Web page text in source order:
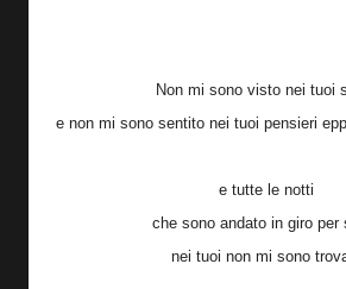
Non mi sono visto nei tuoi
e non mi sono sentito nei tuoi pensieri
e tutte le notti
che sono andato in giro per
nei tuoi non mi sono